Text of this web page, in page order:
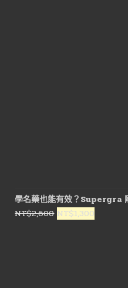
學名藥也能有效？Supergra
NT$2,600 原
NT$1,300